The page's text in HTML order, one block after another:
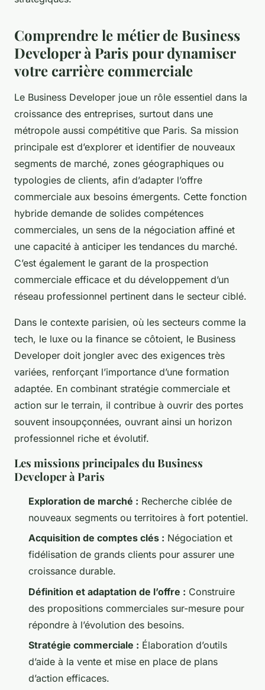
Comprendre le métier de Business
Developer à Paris pour dynamiser
votre carrière commerciale
Le Business Developer joue un rôle essentiel dans la
croissance des entreprises, surtout dans une
métropole aussi compétitive que Paris. Sa mission
principale est d’explorer et identifier de nouveaux
segments de marché, zones géographiques ou
typologies de clients, afin d’adapter l’offre
commerciale aux besoins émergents. Cette fonction
hybride demande de solides compétences
commerciales, un sens de la négociation affiné et
une capacité à anticiper les tendances du marché.
C’est également le garant de la prospection
commerciale efficace et du développement d’un
réseau professionnel pertinent dans le secteur ciblé.
Dans le contexte parisien, où les secteurs comme la
tech, le luxe ou la finance se côtoient, le Business
Developer doit jongler avec des exigences très
variées, renforçant l’importance d’une formation
adaptée. En combinant stratégie commerciale et
action sur le terrain, il contribue à ouvrir des portes
souvent insoupçonnées, ouvrant ainsi un horizon
professionnel riche et évolutif.
Les missions principales du Business
Developer à Paris
Exploration de marché : Recherche ciblée de
nouveaux segments ou territoires à fort potentiel.
Acquisition de comptes clés : Négociation et
fidélisation de grands clients pour assurer une
croissance durable.
Définition et adaptation de l’offre : Construire
des propositions commerciales sur-mesure pour
répondre à l’évolution des besoins.
Stratégie commerciale : Élaboration d’outils
d’aide à la vente et mise en place de plans
d’action efficaces.